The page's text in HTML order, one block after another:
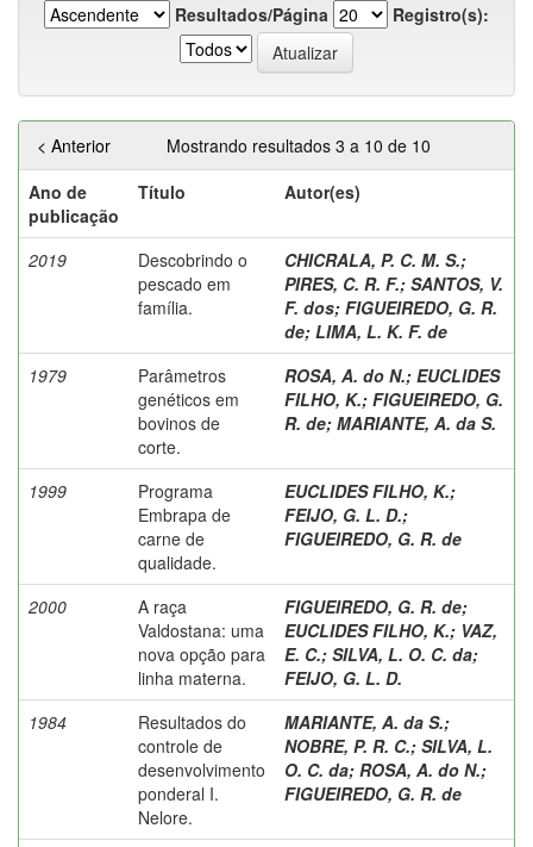
Resultados/Página
Registro(s):
Mostrando resultados 3 a 10 de 10
< Anterior
Ano de
publicação
Título Autor(es)
2019
Descobrindo o
pescado em
família.
CHICRALA, P. C. M. S.;
PIRES, C. R. F.; SANTOS, V.
F. dos; FIGUEIREDO, G. R.
de; LIMA, L. K. F. de
1979
Parâmetros
genéticos em
bovinos de
corte.
ROSA, A. do N.; EUCLIDES
FILHO, K.; FIGUEIREDO, G.
R. de; MARIANTE, A. da S.
1999
Programa
Embrapa de
carne de
qualidade.
EUCLIDES FILHO, K.;
FEIJO, G. L. D.;
FIGUEIREDO, G. R. de
2000
A raça
Valdostana: uma
nova opção para
linha materna.
FIGUEIREDO, G. R. de;
EUCLIDES FILHO, K.; VAZ,
E. C.; SILVA, L. O. C. da;
FEIJO, G. L. D.
1984
Resultados do
controle de
desenvolvimento
ponderal I.
Nelore.
MARIANTE, A. da S.;
NOBRE, P. R. C.; SILVA, L.
O. C. da; ROSA, A. do N.;
FIGUEIREDO, G. R. de